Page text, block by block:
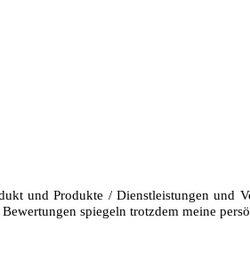
und Produkte / Dienstleistungen und
spiegeln trotzdem meine